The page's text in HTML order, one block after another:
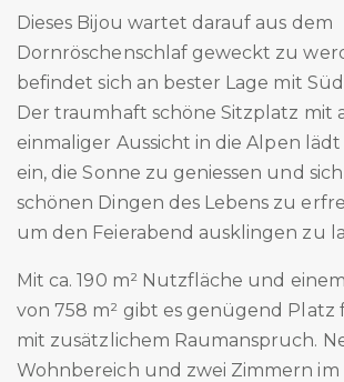
Dieses Bijou wartet darauf aus dem
Dornröschenschlaf geweckt zu
befindet sich an bester Lage mit
Der traumhaft schöne Sitzplatz mit
einmaliger Aussicht in die Alpen
ein, die Sonne zu geniessen und
schönen Dingen des Lebens zu
um den Feierabend ausklingen zu
Mit ca. 190 m² Nutzfläche und
von 758 m² gibt es genügend Platz
mit zusätzlichem Raumanspruch.
Wohnbereich und zwei Zimmern im